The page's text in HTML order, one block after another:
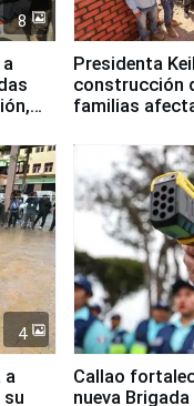
8
Presidenta
construcción
familias
4
a
su
Callao
nueva